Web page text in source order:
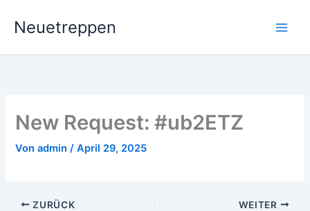
InhaltNeuetreppen
New Request: #ub2ETZ
Vonadmin/April 29, 2025
ZURÜCK WEITER